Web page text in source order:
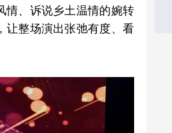
情、诉说乡土温情的婉转
让整场演出张弛有度、看